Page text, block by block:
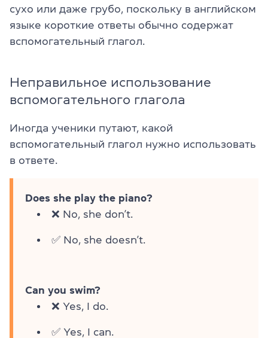
сухо или даже грубо, поскольку в английском
языке короткие ответы обычно содержат
вспомогательный глагол.
Неправильное использование
вспомогательного глагола
Иногда ученики путают, какой
вспомогательный глагол нужно использовать
в ответе.
Does she play the piano?
❌ No, she don’t.
✅ No, she doesn’t.
Can you swim?
❌ Yes, I do.
✅ Yes, I can.